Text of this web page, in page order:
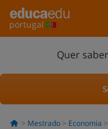
portugal
Quer
Mestrado Economia